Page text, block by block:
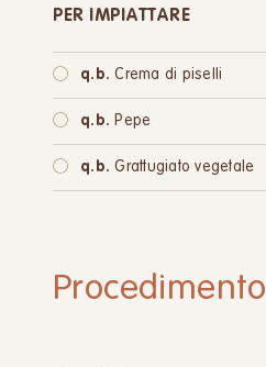
PER IMPIATTARE
q.b. Crema di piselli
q.b. Pepe
q.b. Grattugiato vegetale
Procedimento